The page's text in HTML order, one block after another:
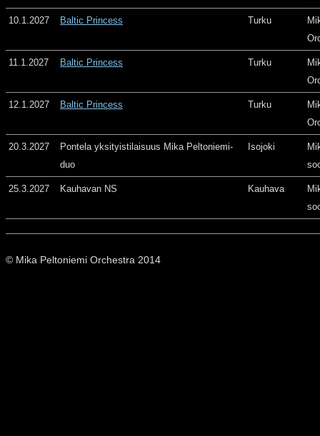
10.1.2027 Baltic Princess Turku
11.1.2027 Baltic Princess Turku
12.1.2027 Baltic Princess Turku
20.3.2027
Pontela yksityistilaisuus Mika Peltoniemi-
duo
Isojoki
25.3.2027 Kauhavan NS Kauhava
© Mika Peltoniemi Orchestra 2014